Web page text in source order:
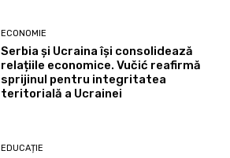
ECONOMIE
Serbia și Ucraina își consolidează
relațiile economice. Vučić reafirmă
sprijinul pentru integritatea
teritorială a Ucrainei
EDUCAȚIE